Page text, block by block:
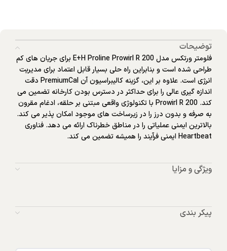
توضیحات
فلومتر ورتکس مدل E+H Proline Prowirl R 200 برای جریان های کم
طراحی شده است و بنابراین راه حلی بسیار قابل اعتماد برای مدیریت
انرژی است. علاوه بر این، گزینه کالیبراسیون آن PremiumCal دقت
اندازه گیری عالی را برای حداکثر در دسترس بودن کارخانه تضمین می
کند. Prowirl R 200 با تکنولوژی واقعی مبتنی بر حلقه، ادغام مقرون
به صرفه و بدون درز را در زیرساخت های موجود امکان پذیر می کند.
بالاترین ایمنی عملیاتی را در مناطق خطرناک ارائه می دهد. فناوری
Heartbeat ایمنی فرآیند را همیشه تضمین می کند.
ویژگی و مزایا
پیکر بندی